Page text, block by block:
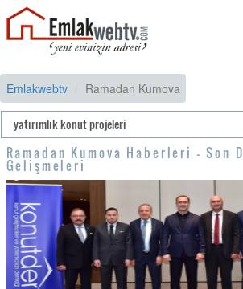
Emlakwebtv Ramadan Kumova
Ramadan Kumova Haberleri - Son
Gelişmeleri